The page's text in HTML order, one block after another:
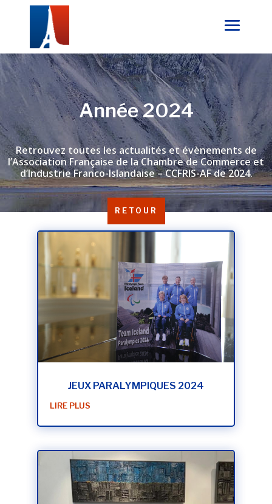
Année 2024
Retrouvez toutes les actualités et évènements de
l’Association Française de la Chambre de Commerce et
d’Industrie Franco-Islandaise – CCFRIS-AF de 2024.
RETOUR
JEUX PARALYMPIQUES 2024
LIRE PLUS